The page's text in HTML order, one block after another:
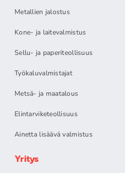
Metallien jalostus
Kone- ja laitevalmistus
Sellu- ja paperiteollisuus
Työkaluvalmistajat
Metsä- ja maatalous
Elintarviketeollisuus
Ainetta lisäävä valmistus
Yritys